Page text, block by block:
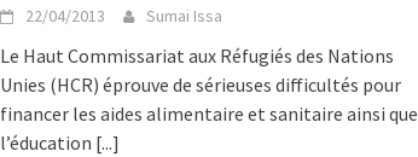
22/04/2013 Sumai Issa
Le Haut Commissariat aux Réfugiés des Nations
Unies (HCR) éprouve de sérieuses difficultés pour
financer les aides alimentaire et sanitaire ainsi que
l’éducation [...]